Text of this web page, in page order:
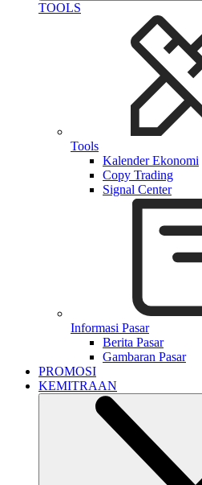
TOOLS
Tools
Kalender Ekonomi
Copy Trading
Signal Center
Informasi Pasar
Berita Pasar
Gambaran Pasar
PROMOSI
KEMITRAAN